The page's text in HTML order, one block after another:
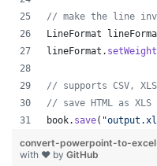
// make the line
LineFormat
lineFormat . setWeight
// supports CSV,
// save HTML as XLS
book. save(
convert-powerpoint-to-
with ❤ by GitHub